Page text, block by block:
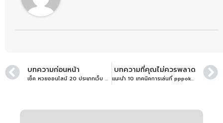
บทความก่อนหน้า
เช็ค หวยออนไลน์ 20 ประเภทเว็บ Huay999 เล่นยังไง น่าสนใจแค่ไหนไปดู!
บทความที่คุณไม่ควรพลาด
แนะนำ 10 เทคนิคการเล่นที่ pppoker อยากให้คุณได้อ่าน!!